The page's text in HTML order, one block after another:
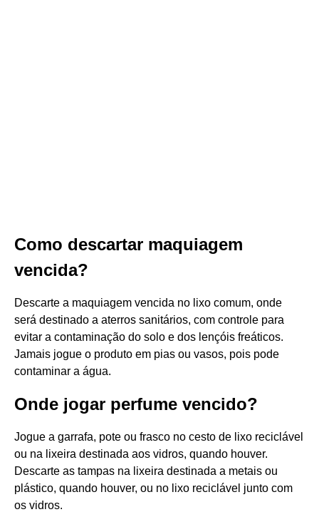
Como descartar maquiagem
vencida?
Descarte a maquiagem vencida no lixo comum, onde
será destinado a aterros sanitários, com controle para
evitar a contaminação do solo e dos lençóis freáticos.
Jamais jogue o produto em pias ou vasos, pois pode
contaminar a água.
Onde jogar perfume vencido?
Jogue a garrafa, pote ou frasco no cesto de lixo reciclável
ou na lixeira destinada aos vidros, quando houver.
Descarte as tampas na lixeira destinada a metais ou
plástico, quando houver, ou no lixo reciclável junto com
os vidros.